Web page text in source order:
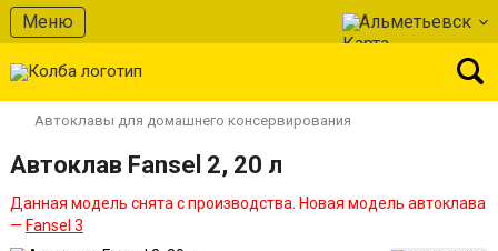
Меню Альметьевск
Автоклавы для домашнего консервирования
Автоклав Fansel 2, 20 л
Данная модель снята с производства. Новая модель автоклава
— Fansel 3